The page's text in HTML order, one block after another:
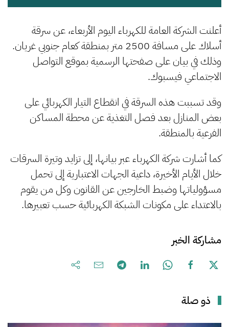
أعلنت الشركة العامة للكهرباء اليوم الأربعاء، عن سرقة
أسلاك على مسافة 2500 متر بمنطقة كعام جنوبي غريان.
وذلك في بيان على صفحتها الرسمية بموقع التواصل
الاجتماعي فيسبوك.
وقد تسببت هذه السرقة في انقطاع التيار الكهربائي على
بعض المنازل بعد فصل التغذية عن محطة المساكن
الفرعية بالمنطقة.
كما أشارت شركة الكهرباء عبر بيانها، إلى تزايد وتيرة السرقات
خلال الأيام الأخيرة، داعية الجهات الاعتبارية إلى تحمل
مسؤولياتها وضبط الخارجين عن القانون وكل من يقوم
بالاعتداء على مكونات الشبكة الكهربائية حسب تعبيرها.
مشاركة الخبر
ذو صلة